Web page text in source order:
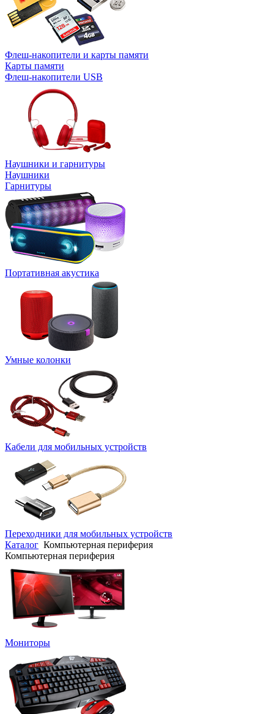
Флеш-накопители и карты памяти
Карты памяти
Флеш-накопители USB
Наушники и гарнитуры
Наушники
Гарнитуры
Портативная акустика
Умные колонки
Кабели для мобильных устройств
Переходники для мобильных устройств
Каталог Компьютерная периферия
Компьютерная периферия
Мониторы